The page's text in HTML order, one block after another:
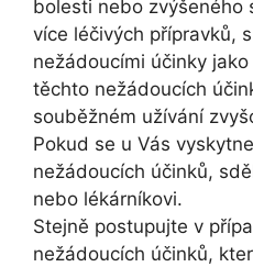
bolesti nebo zvýšeného
více léčivých přípravků,
nežádoucími účinky
těchto nežádoucích
souběžném užívání
Pokud se u Vás
nežádoucích účinků,
nebo lékárníkovi.
Stejně postupujte v
nežádoucích účinků,